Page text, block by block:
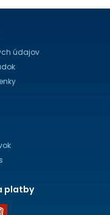
údajov
platby